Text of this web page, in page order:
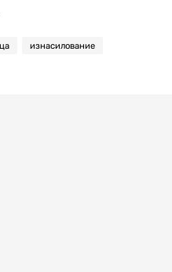
изнасилование